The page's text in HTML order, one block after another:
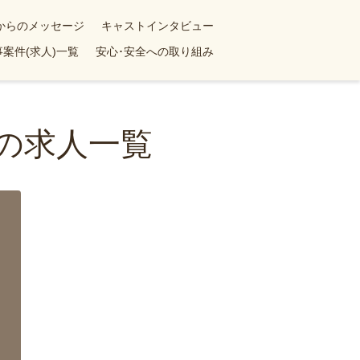
らのメッセージ
キャストインタビュー
案件(求人)一覧
安心･安全への取り組み
求人一覧